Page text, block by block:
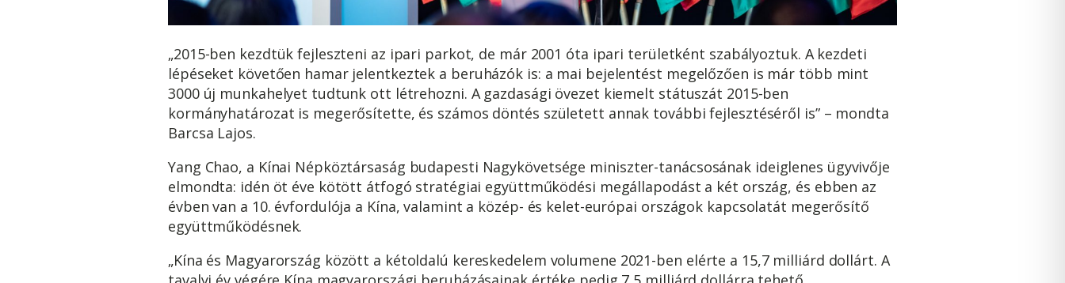
„2015-ben kezdtük fejleszteni az ipari parkot, de már 2001 óta ipari területként szabályoztuk. A kezdeti
lépéseket követően hamar jelentkeztek a beruházók is: a mai bejelentést megelőzően is már több mint
3000 új munkahelyet tudtunk ott létrehozni. A gazdasági övezet kiemelt státuszát 2015-ben
kormányhatározat is megerősítette, és számos döntés született annak további fejlesztéséről is” – mondta
Barcsa Lajos.
Yang Chao, a Kínai Népköztársaság budapesti Nagykövetsége miniszter-tanácsosának ideiglenes ügyvivője
elmondta: idén öt éve kötött átfogó stratégiai együttműködési megállapodást a két ország, és ebben az
évben van a 10. évfordulója a Kína, valamint a közép- és kelet-európai országok kapcsolatát megerősítő
együttműködésnek.
„Kína és Magyarország között a kétoldalú kereskedelem volumene 2021-ben elérte a 15,7 milliárd dollárt. A